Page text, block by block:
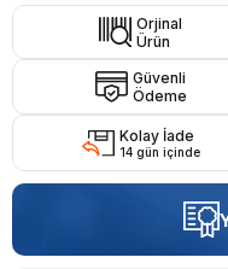
Orjinal
Ürün
Güvenli
Ödeme
Kolay İade
14 gün içinde